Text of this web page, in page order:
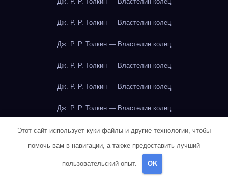
Дж. Р. Р. Толкин — Властелин колец
Дж. Р. Р. Толкин — Властелин колец
Дж. Р. Р. Толкин — Властелин колец
Дж. Р. Р. Толкин — Властелин колец
Дж. Р. Р. Толкин — Властелин колец
Дж. Р. Р. Толкин — Властелин колец
Дж. Р. Р. Толкин — Властелин колец
Дж. Р. Р. Толкин — Властелин колец
Этот сайт использует куки-файлы и другие технологии, чтобы
помочь вам в навигации, а также предоставить лучший
пользовательский опыт. OK